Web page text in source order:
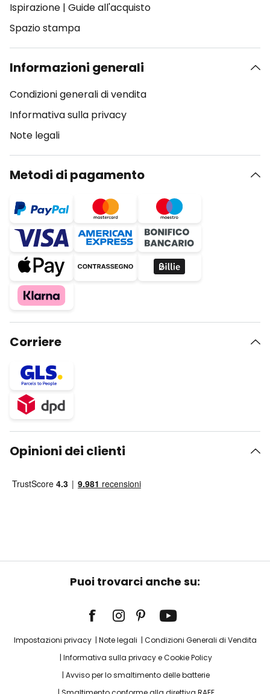
Ispirazione | Guide all'acquisto
Spazio stampa
Informazioni generali
Condizioni generali di vendita
Informativa sulla privacy
Note legali
Metodi di pagamento
Corriere
Opinioni dei clienti
Puoi trovarci anche su:
Impostazioni privacy Note legali
Condizioni Generali di Vendita
Informativa sulla privacy e Cookie Policy
Avviso per lo smaltimento delle batterie